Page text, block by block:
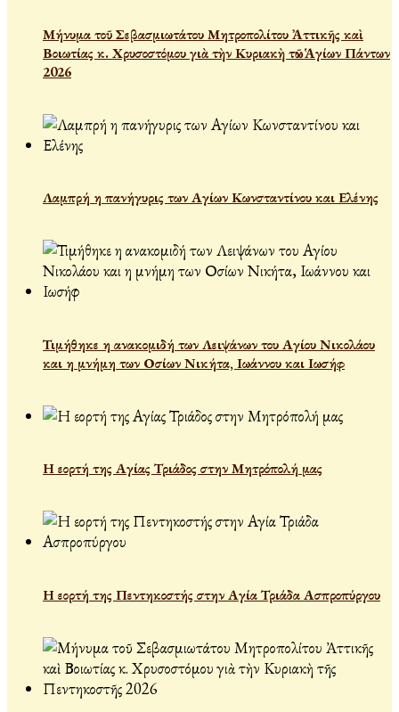
Μήνυμα τοῦ Σεβασμιωτάτου Μητροπολίτου Ἀττικῆς καὶ
Βοιωτίας κ. Χρυσοστόμου γιὰ τὴν Κυριακὴ τῶν Ἁγίων Πάντων
2026
Λαμπρή η πανήγυρις των Αγίων Κωνσταντίνου και Ελένης
Τιμήθηκε η ανακομιδή των Λειψάνων του Αγίου Νικολάου
και η μνήμη των Οσίων Νικήτα, Ιωάννου και Ιωσήφ
Η εορτή της Αγίας Τριάδος στην Μητρόπολή μας
Η εορτή της Πεντηκοστής στην Αγία Τριάδα Ασπροπύργου